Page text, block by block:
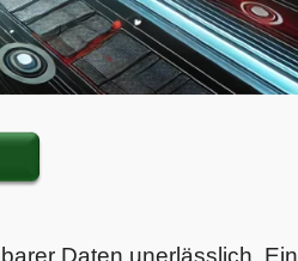
Daten unerlässlich. Ein